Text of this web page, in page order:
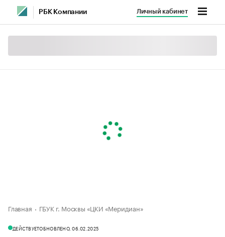
РБК Компании Личный кабинет
Главная ГБУК г. Москвы «ЦКИ «Меридиан»
ДЕЙСТВУЕТОБНОВЛЕНО, 06.02.2025